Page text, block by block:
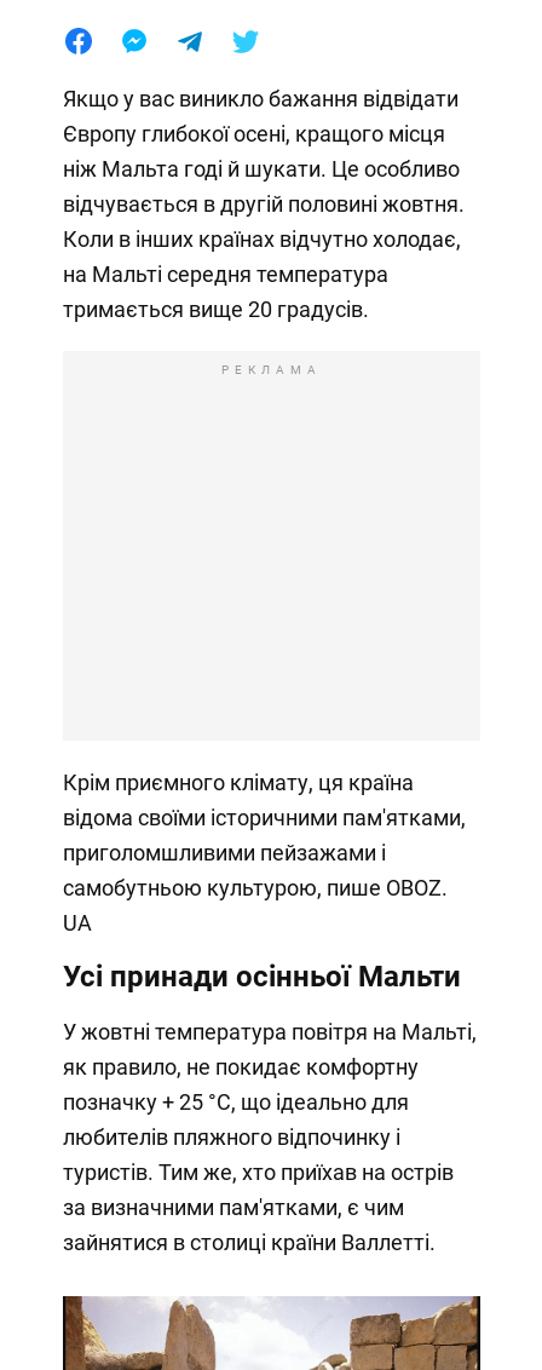
Якщо у вас виникло бажання відвідати
Європу глибокої осені, кращого місця
ніж Мальта годі й шукати. Це особливо
відчувається в другій половині жовтня.
Коли в інших країнах відчутно холодає,
на Мальті середня температура
тримається вище 20 градусів.
РЕКЛАМА
Крім приємного клімату, ця країна
відома своїми історичними пам'ятками,
приголомшливими пейзажами і
самобутньою культурою, пише OBOZ.
UA
Усі принади осінньої Мальти
У жовтні температура повітря на Мальті,
як правило, не покидає комфортну
позначку + 25 °C, що ідеально для
любителів пляжного відпочинку і
туристів. Тим же, хто приїхав на острів
за визначними пам'ятками, є чим
зайнятися в столиці країни Валлетті.